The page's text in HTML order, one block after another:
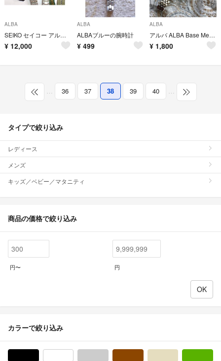
ALBA
SEIKO セイコー アルバ ORVITAX オービタックス含む 腕時計 10点
¥ 12,000
ALBA
ALBAブルーの腕時計
¥ 499
ALBA
アルバ ALBA Base Metal V827-0111 A0 レディース時計
¥ 1,800
… 36 37 38 39 40 …
タイプで絞り込み
レディース
メンズ
キッズ／ベビー／マタニティ
商品の価格で絞り込み
円〜 円
カラーで絞り込み